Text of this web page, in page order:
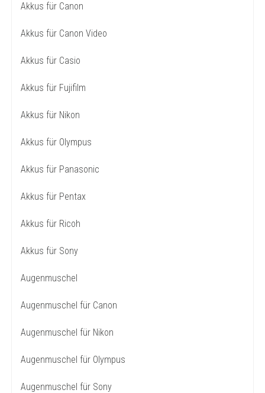
Akkus für Canon
Akkus für Canon Video
Akkus für Casio
Akkus für Fujifilm
Akkus für Nikon
Akkus für Olympus
Akkus für Panasonic
Akkus für Pentax
Akkus für Ricoh
Akkus für Sony
Augenmuschel
Augenmuschel für Canon
Augenmuschel für Nikon
Augenmuschel für Olympus
Augenmuschel für Sony